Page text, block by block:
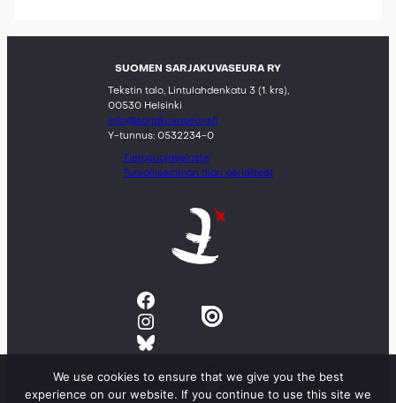
SUOMEN SARJAKUVASEURA RY
Tekstin talo, Lintulahdenkatu 3 (1. krs),
00530 Helsinki
info@sarjakuvaseura.fi
Y-tunnus: 0532234-0
Tietosuojaseloste
Turvallisemman tilan periatteet
Facebook
Instagram
Bluesky
We use cookies to ensure that we give you the best
experience on our website. If you continue to use this site we